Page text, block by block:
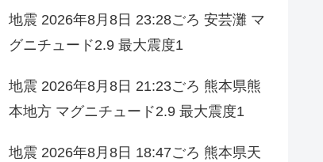
地震 2026年8月8日 23:28ごろ 安芸灘 マ
グニチュード2.9 最大震度1
地震 2026年8月8日 21:23ごろ 熊本県熊
本地方 マグニチュード2.9 最大震度1
地震 2026年8月8日 18:47ごろ 熊本県天